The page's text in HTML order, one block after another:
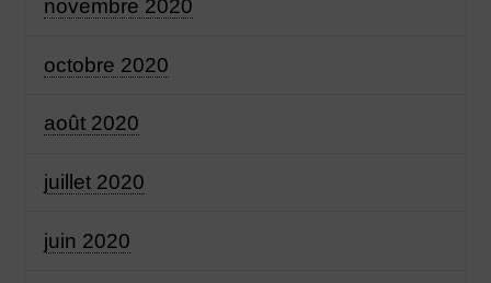
novembre 2020
octobre 2020
août 2020
juillet 2020
juin 2020